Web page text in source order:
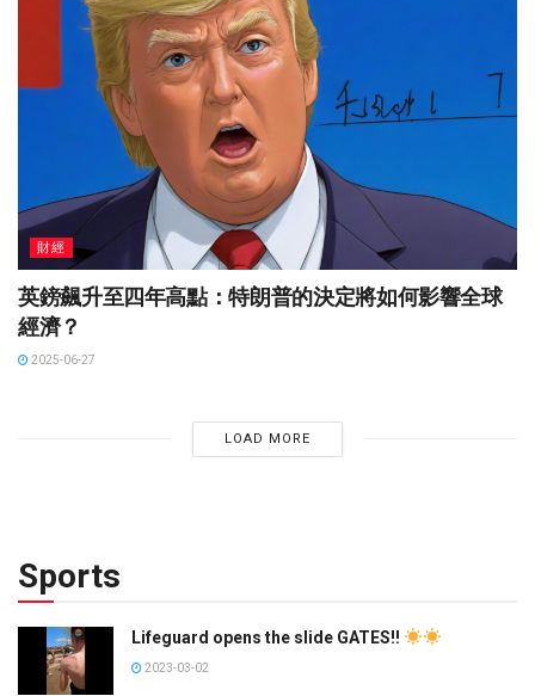
財經
英鎊飆升至四年高點：特朗普的決定將如何影響全球
經濟？
2025-06-27
LOAD MORE
Sports
Lifeguard opens the slide GATES!!
2023-03-02